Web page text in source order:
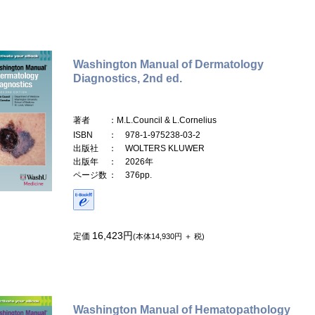
Washington Manual of Dermatology
Diagnostics, 2nd ed.
著者
：M.L.Council & L.Cornelius
ISBN
： 978-1-975238-03-2
出版社
： WOLTERS KLUWER
出版年
： 2026年
ページ数 ： 376pp.
定価 16,423円(本体14,930円 ＋ 税)
Washington Manual of Hematopathology